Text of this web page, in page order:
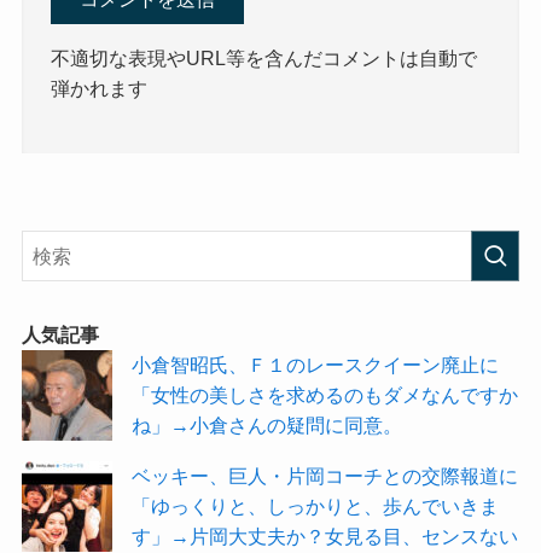
不適切な表現やURL等を含んだコメントは自動で
弾かれます
人気記事
小倉智昭氏、Ｆ１のレースクイーン廃止に
「女性の美しさを求めるのもダメなんですか
ね」→小倉さんの疑問に同意。
ベッキー、巨人・片岡コーチとの交際報道に
「ゆっくりと、しっかりと、歩んでいきま
す」→片岡大丈夫か？女見る目、センスない